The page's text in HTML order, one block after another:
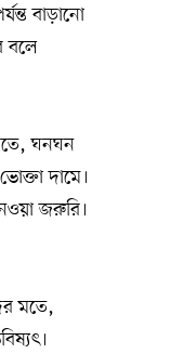
বাড়ানো
বলে
ঘনঘন
দামে।
জরুরি।
মতে,